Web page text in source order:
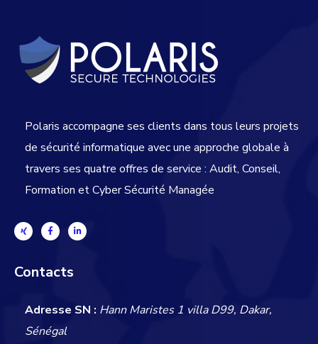
Polaris accompagne ses clients dans tous leurs projets
de sécurité informatique avec une approche globale à
travers ses quatre offres de service : Audit, Conseil,
Formation et Cyber Sécurité Managée
Contacts
Adresse SN : Hann Maristes 1 villa D99, Dakar,
Sénégal